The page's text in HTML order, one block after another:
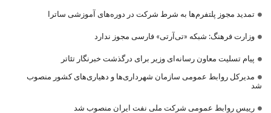
تمدید مجوز پلتفرم‌ها به شرط شرکت در دوره‌های آموزشی ساترا
وزارت فرهنگ: شبکه «تی‌آرتی» فارسی مجوز ندارد
پیام تسلیت معاون رسانه‌ای وزیر برای درگذشت خبرنگار تئاتر
مدیرکل روابط عمومی سازمان شهرداری‌ها و دهیاری‌های کشور منصوب
شد
رییس روابط عمومی شرکت ملی نفت ایران منصوب شد